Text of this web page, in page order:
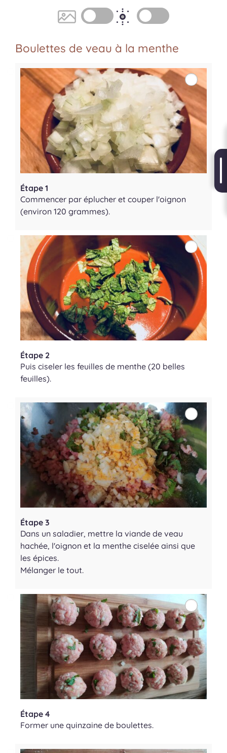
Boulettes de veau à la menthe
Étape 1
Commencer par éplucher et couper l'oignon
(environ 120 grammes).
Étape 2
Puis ciseler les feuilles de menthe (20 belles
feuilles).
Étape 3
Dans un saladier, mettre la viande de veau
hachée, l'oignon et la menthe ciselée ainsi que
les épices.
Mélanger le tout.
Étape 4
Former une quinzaine de boulettes.